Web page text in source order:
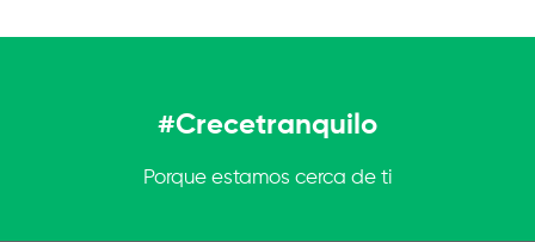
#Crecetranquilo
Porque estamos cerca de ti